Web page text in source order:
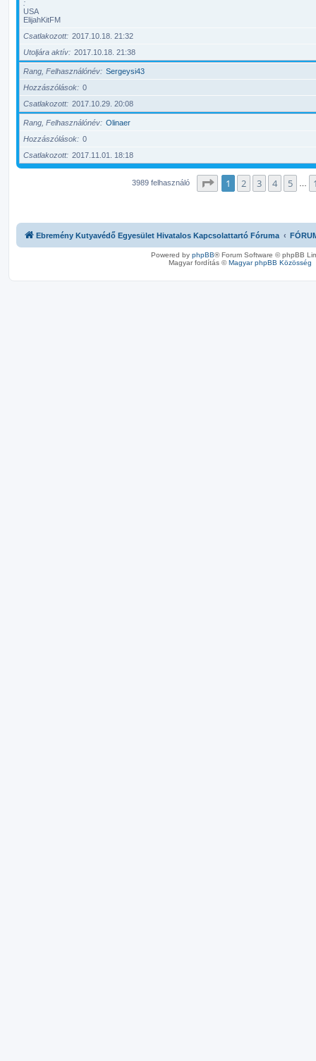
USA
ElijahKitFM
Csatlakozott
2017.10.18. 21:32
Utoljára aktív
2017.10.18. 21:38
Rang, Felhasználónév
Sergeysi43
Hozzászólások
0
Csatlakozott
2017.10.29. 20:08
Rang, Felhasználónév
Olinaer
Hozzászólások
0
Csatlakozott
2017.11.01. 18:18
3989 felhasználó Oldal: 1/ 160
1 2 3 4 5
Ebremény Kutyavédő Egyesület Hivatalos Kapcsolattartó Fóruma
Powered by phpBB® Forum Software © phpBB
Magyar fordítás ©Magyar phpBB Közösség